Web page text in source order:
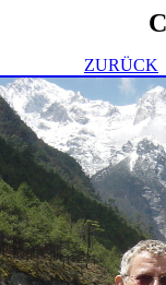
ZURÜCK